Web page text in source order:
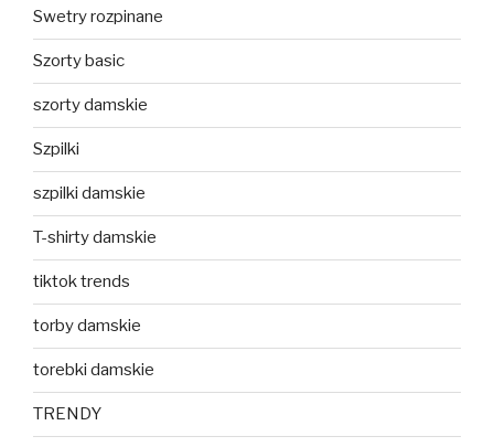
Swetry rozpinane
Szorty basic
szorty damskie
Szpilki
szpilki damskie
T-shirty damskie
tiktok trends
torby damskie
torebki damskie
TRENDY